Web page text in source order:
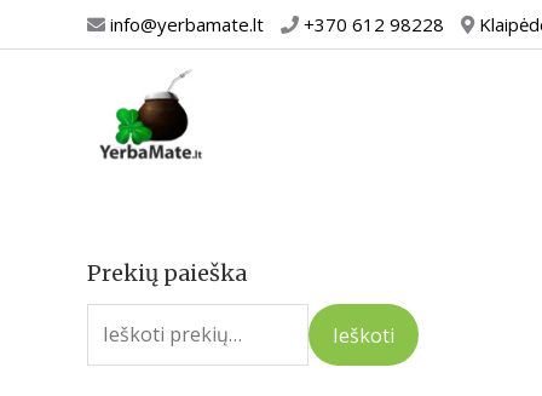
prie
info@yerbamate.lt +370 612 98228
Prekių paieška
I
e
Ieškoti